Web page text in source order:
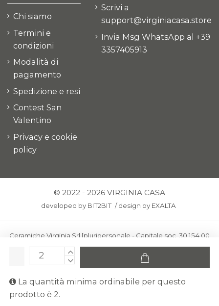
La quantità minima ordinabile per questo
prodotto è 2.
Chi siamo
Termini e
condizioni
Modalità di
pagamento
Spedizione e resi
Contest San
Valentino
Privacy e cookie
policy
Scrivi a
support@virginiacasa.store
Invia Msg WhatsApp al +39
3357405913
© 2022 - 2026 VIRGINIA CASA
developed by BIT2BIT /design by EXALTA
Ceramiche Virginia Srl [pluripersonale - Capitale soc. 30.154,00
euro i.v.] - Via Virginio 378 – 50025 Montespertoli, loc. Anselmo
ceramichevirginia@pec.it